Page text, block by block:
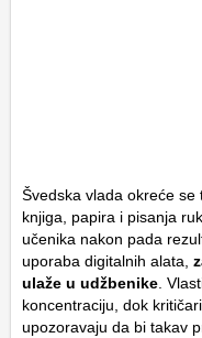
Švedska vlada okreće
knjiga, papira i pisanja
učenika nakon pada
uporaba digitalnih alata,
ulaže u udžbenike .
koncentraciju, dok
upozoravaju da bi takav